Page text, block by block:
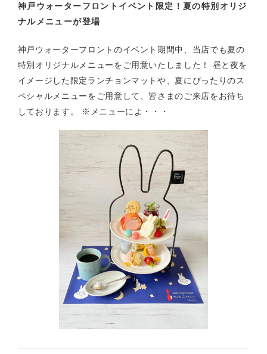
神戸ウォーターフロントイベント限定！夏の特別オリジ
ナルメニューが登場
神戸ウォーターフロントのイベント期間中、当店でも夏の
特別オリジナルメニューをご用意いたしました！ 昼と夜を
イメージした限定ランチョンマットや、夏にぴったりのス
ペシャルメニューをご用意して、皆さまのご来店をお待ち
しております。 ※メニューによ・・・